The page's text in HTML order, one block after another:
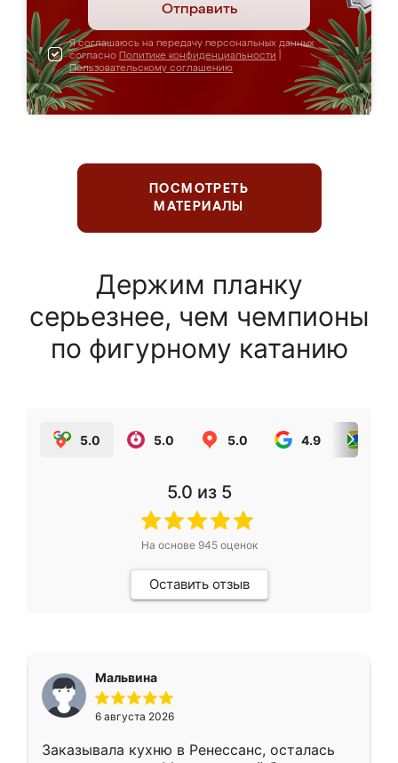
Отправить
Я соглашаюсь на передачу персональных данных
согласно Политике конфиденциальности
Пользовательскому соглашению
ПОСМОТРЕТЬ
МАТЕРИАЛЫ
Держим планку
серьезнее, чем чемпионы
по фигурному катанию
5.0 5.0 5.0 4.9
5.0 из 5
На основе 945оценок
Оставить отзыв
Мальвина
6 августа 2026
Заказывала кухню в Ренессанс, осталась